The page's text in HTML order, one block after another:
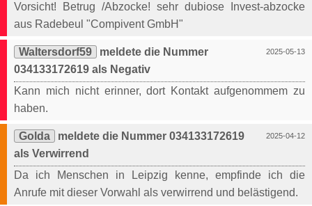
Vorsicht! Betrug /Abzocke! sehr dubiose Invest-abzocke
aus Radebeul "Compivent GmbH"
2025-05-13
Waltersdorf59
meldete die Nummer
034133172619 als Negativ
Kann mich nicht erinner, dort Kontakt aufgenommem zu
haben.
2025-04-12
Golda
meldete die Nummer 034133172619
als Verwirrend
Da ich Menschen in Leipzig kenne, empfinde ich die
Anrufe mit dieser Vorwahl als verwirrend und belästigend.